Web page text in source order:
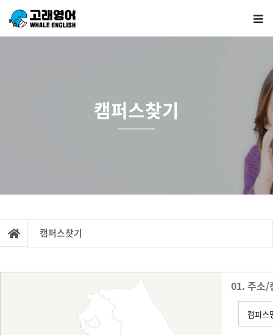
캠퍼스찾기
캠퍼스찾기
01. 주소/